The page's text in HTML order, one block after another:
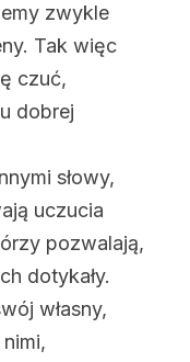
zwykle
Tak więc
czuć,
dobrej
słowy,
uczucia
pozwalają,
dotykały.
własny,